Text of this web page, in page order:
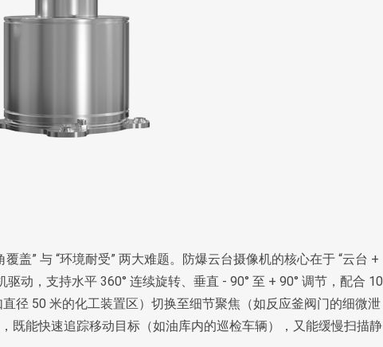
盖” 与 “环境耐受” 两大难题。防爆云台摄像机的核心在于 “云台 +
动，支持水平 360° 连续旋转、垂直 - 90° 至 + 90° 调节，配合 10
径 50 米的化工装置区）切换至细节聚焦（如反应釜阀门的细微泄
既能快速追踪移动目标（如油库内的巡检车辆），又能缓慢扫描静